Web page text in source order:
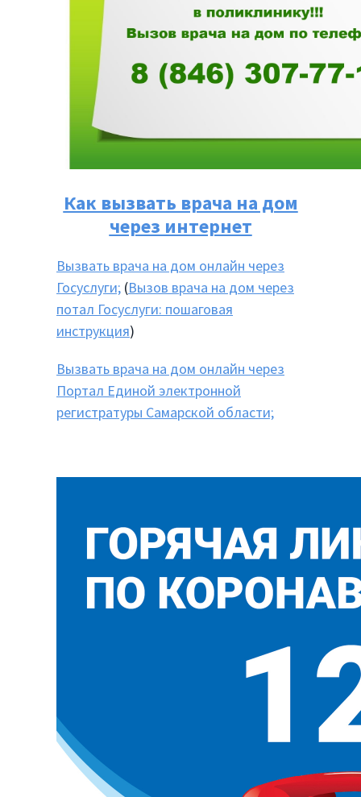
Как вызвать врача на дом
через интернет
Вызвать врача на дом онлайн через
Госуслуги; (Вызов врача на дом через
потал Госуслуги: пошаговая
инструкция)
Вызвать врача на дом онлайн через
Портал Единой электронной
регистратуры Самарской области;